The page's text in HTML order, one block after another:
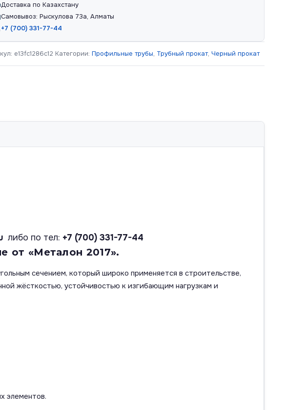
Доставка по Казахстану
Самовывоз: Рыскулова 73а, Алматы
+7 (700) 331-77-44
e13fc1286c12 Категории:Профильные трубы, Трубный прокат,Черный прокат
либо по тел: +7 (700) 331-77-44
от «Металон 2017».
сечением, который широко применяется в строительстве,
жёсткостью, устойчивостью к изгибающим нагрузкам и
элементов.